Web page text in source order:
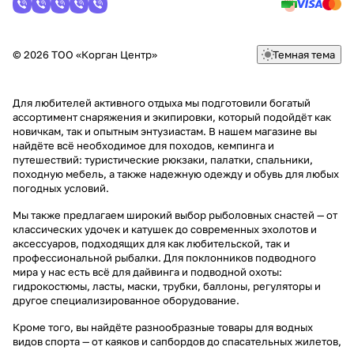
© 2026 ТОО «Корган Центр» Темная тема
Для любителей активного отдыха мы подготовили богатый
ассортимент снаряжения и экипировки, который подойдёт как
новичкам, так и опытным энтузиастам. В нашем магазине вы
найдёте всё необходимое для походов, кемпинга и
путешествий: туристические рюкзаки, палатки, спальники,
походную мебель, а также надежную одежду и обувь для любых
погодных условий.
Мы также предлагаем широкий выбор рыболовных снастей — от
классических удочек и катушек до современных эхолотов и
аксессуаров, подходящих для как любительской, так и
профессиональной рыбалки. Для поклонников подводного
мира у нас есть всё для дайвинга и подводной охоты:
гидрокостюмы, ласты, маски, трубки, баллоны, регуляторы и
другое специализированное оборудование.
Кроме того, вы найдёте разнообразные товары для водных
видов спорта — от каяков и сапбордов до спасательных жилетов,